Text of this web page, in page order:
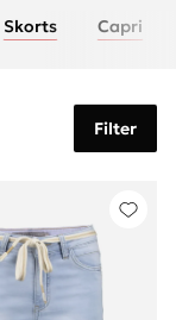
Skorts Capri
Filter